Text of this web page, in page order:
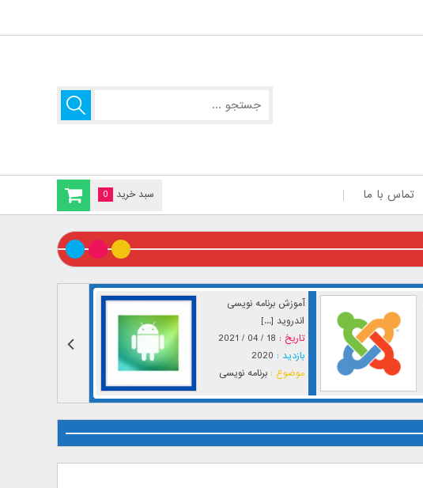
سبد خرید 0 تماس با ما
آموزش برنامه نویسی
اندروید [...]
تاریخ : 18 / 04 / 2021
بازدید : 2020
موضوع :برنامه نویسی